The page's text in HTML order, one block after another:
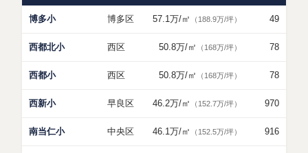
博多小 博多区 57.1万/㎡ （188.9万/坪） 49
西都北小 西区 50.8万/㎡ （168万/坪） 78
西都小 西区 50.8万/㎡ （168万/坪） 78
西新小 早良区 46.2万/㎡ （152.7万/坪） 970
南当仁小 中央区 46.1万/㎡ （152.5万/坪） 916